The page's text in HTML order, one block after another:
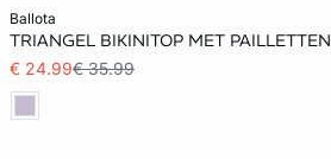
ballota
TRIANGEL BIKINITOP MET PAILLETTEN
€ 24.99€ 35.99